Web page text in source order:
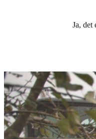
Ja, det